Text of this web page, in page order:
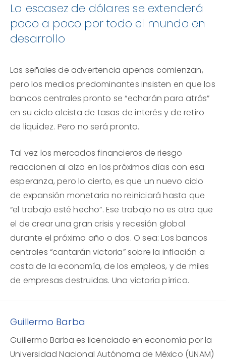
La escasez de dólares se extenderá
poco a poco por todo el mundo en
desarrollo
Las señales de advertencia apenas comienzan,
pero los medios predominantes insisten en que los
bancos centrales pronto se “echarán para atrás”
en su ciclo alcista de tasas de interés y de retiro
de liquidez. Pero no será pronto.
Tal vez los mercados financieros de riesgo
reaccionen al alza en los próximos días con esa
esperanza, pero lo cierto, es que un nuevo ciclo
de expansión monetaria no reiniciará hasta que
“el trabajo esté hecho”. Ese trabajo no es otro que
el de crear una gran crisis y recesión global
durante el próximo año o dos. O sea: Los bancos
centrales “cantarán victoria” sobre la inflación a
costa de la economía, de los empleos, y de miles
de empresas destruidas. Una victoria pírrica.
Guillermo Barba
Guillermo Barba es licenciado en economía por la
Universidad Nacional Autónoma de México (UNAM)